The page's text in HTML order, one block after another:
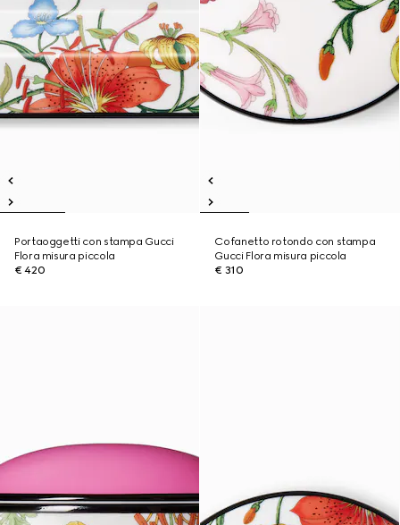
Portaoggetti con stampa Gucci
Flora misura piccola
€ 420
Cofanetto rotondo con stampa
Gucci Flora misura piccola
€ 310